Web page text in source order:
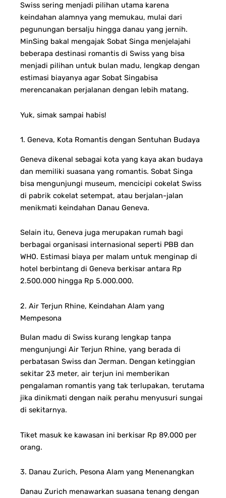
Swiss sering menjadi pilihan utama karena
keindahan alamnya yang memukau, mulai dari
pegunungan bersalju hingga danau yang jernih.
MinSing bakal mengajak Sobat Singa menjelajahi
beberapa destinasi romantis di Swiss yang bisa
menjadi pilihan untuk bulan madu, lengkap dengan
estimasi biayanya agar Sobat Singabisa
merencanakan perjalanan dengan lebih matang.
Yuk, simak sampai habis!
1. Geneva, Kota Romantis dengan Sentuhan Budaya
Geneva dikenal sebagai kota yang kaya akan budaya
dan memiliki suasana yang romantis. Sobat Singa
bisa mengunjungi museum, mencicipi cokelat Swiss
di pabrik cokelat setempat, atau berjalan-jalan
menikmati keindahan Danau Geneva.
Selain itu, Geneva juga merupakan rumah bagi
berbagai organisasi internasional seperti PBB dan
WHO. Estimasi biaya per malam untuk menginap di
hotel berbintang di Geneva berkisar antara Rp
2.500.000 hingga Rp 5.000.000.
2. Air Terjun Rhine, Keindahan Alam yang
Mempesona
Bulan madu di Swiss kurang lengkap tanpa
mengunjungi Air Terjun Rhine, yang berada di
perbatasan Swiss dan Jerman. Dengan ketinggian
sekitar 23 meter, air terjun ini memberikan
pengalaman romantis yang tak terlupakan, terutama
jika dinikmati dengan naik perahu menyusuri sungai
di sekitarnya.
Tiket masuk ke kawasan ini berkisar Rp 89.000 per
orang.
3. Danau Zurich, Pesona Alam yang Menenangkan
Danau Zurich menawarkan suasana tenang dengan